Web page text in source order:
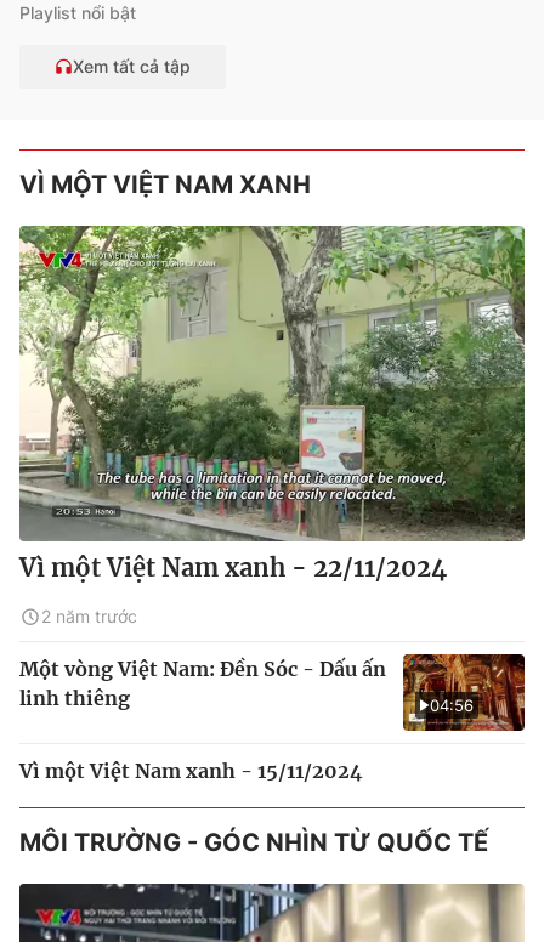
Playlist nổi bật
Xem tất cả tập
VÌ MỘT VIỆT NAM XANH
Vì một Việt Nam xanh - 22/11/2024
2 năm trước
04:56
Một vòng Việt Nam: Đền Sóc - Dấu ấn
linh thiêng
Vì một Việt Nam xanh - 15/11/2024
MÔI TRƯỜNG - GÓC NHÌN TỪ QUỐC TẾ